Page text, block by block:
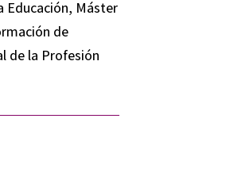
Educación, Máster
de
de la Profesión